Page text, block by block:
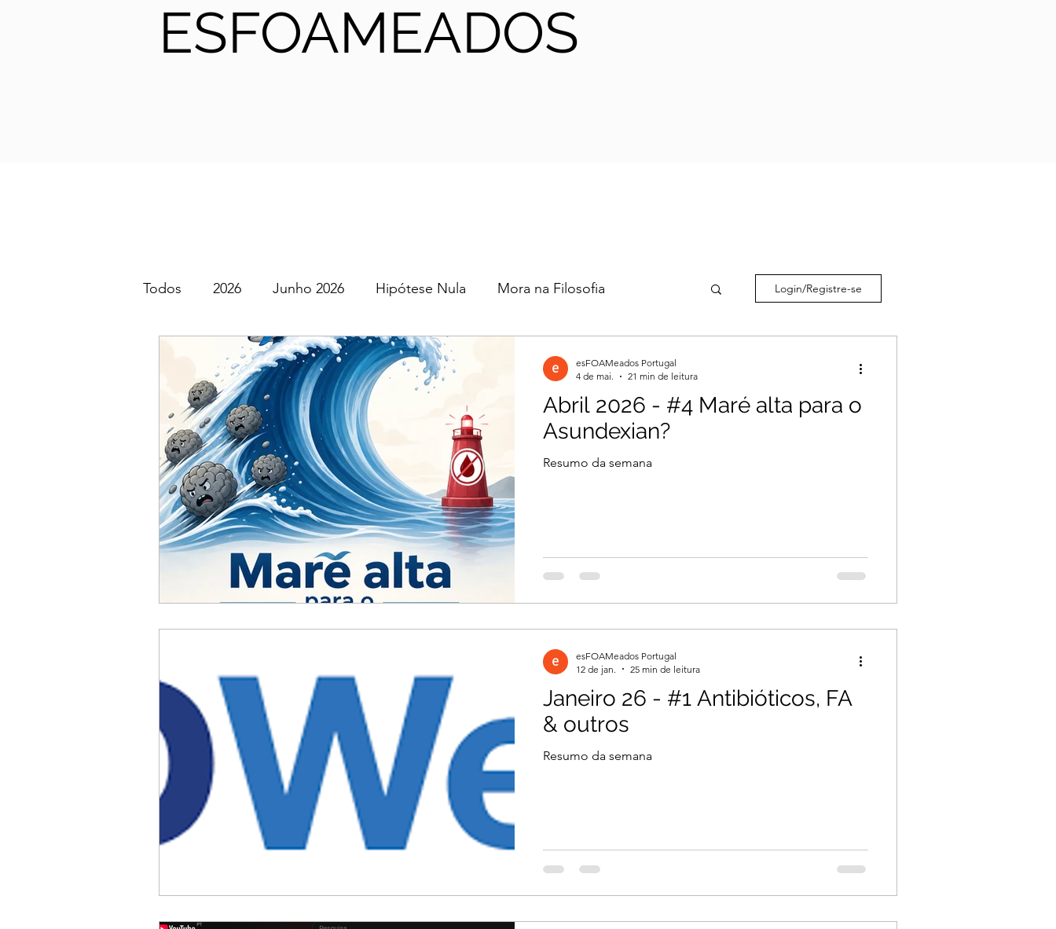
ESFOAMEADOS
Todos 2026 Junho 2026 Hipótese Nula Mora na Filosofia
SGEM PT Podcast 2025 2024 2023
ACC Maio 2026 Abril 2026 Março 2026 Março 2026
Fevereiro 2026 Janeiro 2026 Dezembro 2025
Outubro 2025 Setembro 2025 Agosto 2025
Junho 2025 Dezembro 2024 Novembro 2024 Outubro 2024
Login/Registre-se
Abril 2026 - #4 Maré alta para o
Asundexian?
Resumo da semana
esFOAMeados Portugal
4 de mai.
21 min de leitura
Janeiro 26 - #1 Antibióticos, FA
& outros
Resumo da semana
esFOAMeados Portugal
12 de jan.
25 min de leitura